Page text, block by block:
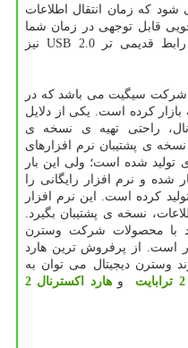
که زمان انتقال اطلاعات
قابل توجهی در زمان شما
می شود. البته این هارددیسک از رابط قدیمی تر USB 2.0 نیز
شرکت سیگیت می باشد که در
بازار کرده است. یکی از دلایل
راحتی تهیه ی نسخه ی
ی پشتیبان نرم افزارهای
شده است؛ ولی این بار
و نرم افزار رایگانی را
کرده است. این نرم افزار
نسخه ی پشتیبان بگیرد.
با محصولات شرکت وسترن
است. از پرفروش ترین هارد
وسترن دیجیتال می توان به
و
هارد اکسترنال 2